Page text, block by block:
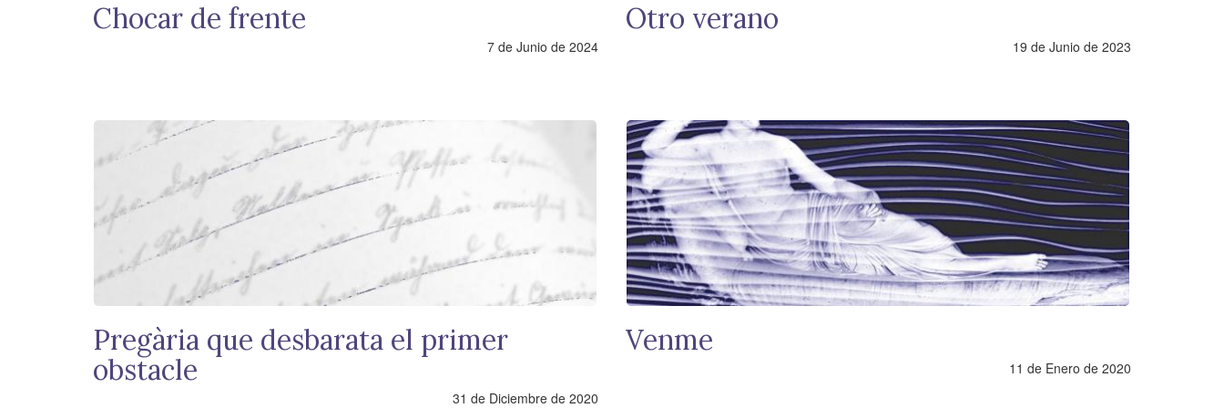
Chocar de frente
7 de Junio de 2024
Otro verano
19 de Junio de 2023
Pregària que desbarata el primer
obstacle
31 de Diciembre de 2020
Venme
11 de Enero de 2020